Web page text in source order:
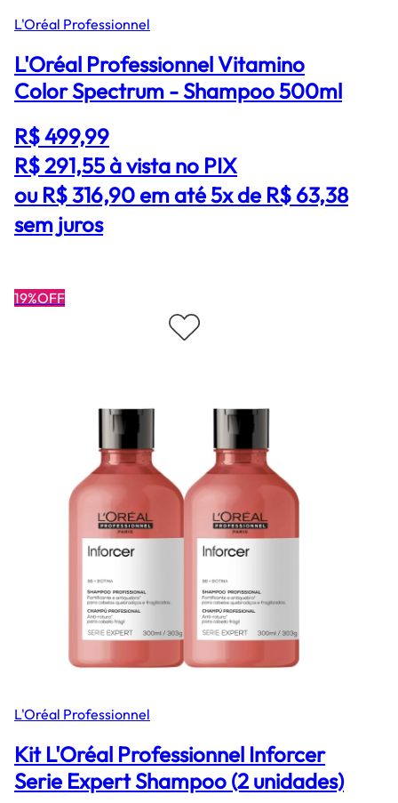
L'Oréal Professionnel
L'Oréal Professionnel Vitamino
Color Spectrum - Shampoo 500ml
R$ 499,99
R$ 291,55à vista no PIX
ou R$ 316,90 em até 5x de R$ 63,38
sem juros
19%OFF
L'Oréal Professionnel
Kit L'Oréal Professionnel Inforcer
Serie Expert Shampoo (2 unidades)